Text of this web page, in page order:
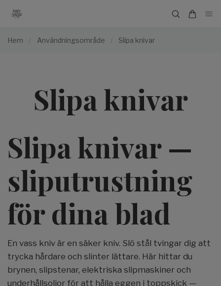
Hem / Användningsområde / Slipa knivar
Slipa knivar
Slipa knivar —
sliputrustning
för dina blad
En vass kniv är en säker kniv. Slö stål tvingar dig att
trycka hårdare och slinter lättare. Här hittar du
brynen, slipstenar, elektriska slipmaskiner och
underhållsoljor för att hålla eggen i toppskick —